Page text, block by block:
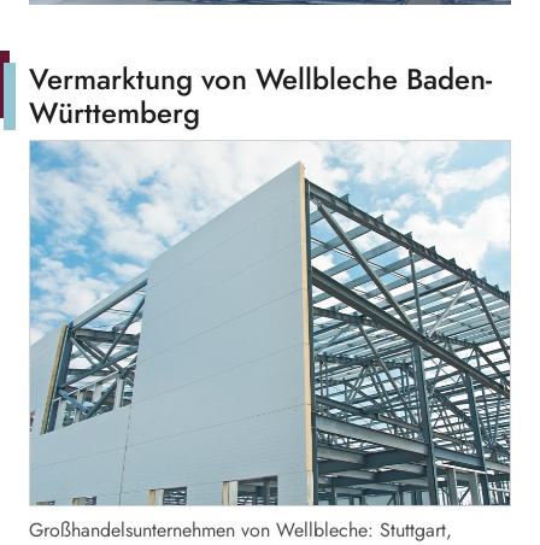
Vermarktung von Wellbleche Baden-
Württemberg
Großhandelsunternehmen von Wellbleche: Stuttgart,